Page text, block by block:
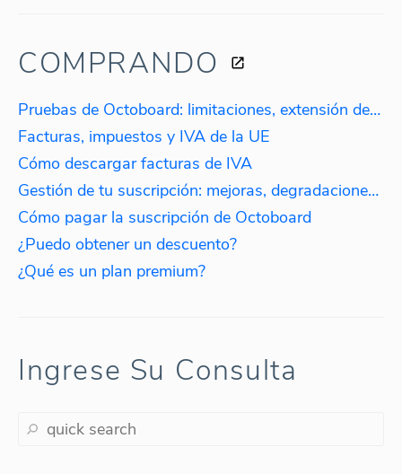
COMPRANDO
Pruebas de Octoboard: limitaciones, extensión de prueba
Facturas, impuestos y IVA de la UE
Cómo descargar facturas de IVA
Gestión de tu suscripción: mejoras, degradaciones, reactivaciones
Cómo pagar la suscripción de Octoboard
¿Puedo obtener un descuento?
¿Qué es un plan premium?
Ingrese Su Consulta